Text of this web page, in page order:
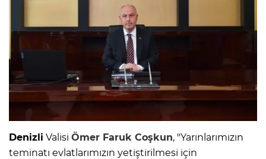
Denizli Valisi Ömer Faruk Coşkun, "Yarınlarımızın
teminatı evlatlarımızın yetiştirilmesi için